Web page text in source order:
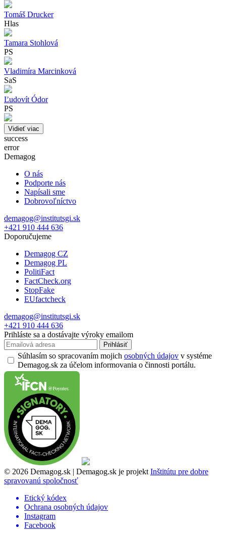
Tomáš Drucker
Hlas
Tamara Stohlová
PS
Vladimíra Marcinková
SaS
Ľudovít Ódor
PS
Vidieť viac
success
error
Demagog
O nás
Podporte nás
Napísali sme
Dobrovoľníctvo
demagog@institutsgi.sk
+421 910 444 636
Doporučujeme
Demagog CZ
Demagog PL
PolitiFact
FactCheck.org
StopFake
EUfactcheck
demagog@institutsgi.sk
+421 910 444 636
Prihláste sa a dostávajte výroky emailom
Prihlásiť
Súhlasím so spracovaním mojich osobných údajov v systéme
Demagog.sk za účelom informovania o činnosti portálu.
© 2026 Demagog.sk | Demagog.sk je projekt Inštitútu pre dobre
spravovanú spoločnosť
Etický kódex
Ochrana osobných údajov
Instagram
Facebook